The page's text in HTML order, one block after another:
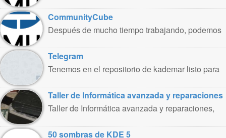
renuncio ..
CommunityCube
Después de mucho tiempo trabajando, podemos
un ..
Telegram
Tenemos en el repositorio de kademar listo para
Taller de Informática avanzada y reparaciones
Taller de Informática avanzada y reparaciones,
50 sombras de KDE 5